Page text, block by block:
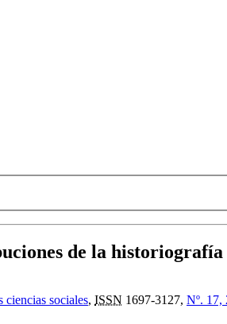
de la
ciencias sociales, ISSN 1697-3127, Nº. 17,